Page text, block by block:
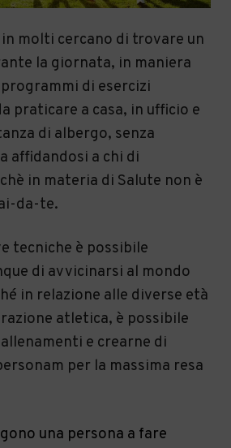
molti cercano di trovare un
la giornata, in maniera
di esercizi
praticare a casa, in ufficio e
di albergo, senza
affidandosi a chi di
in materia di Salute non è
da-te.
tecniche è possibile
di avvicinarsi al mondo
in relazione alle diverse età
atletica, è possibile
e crearne di
per la massima resa
una persona a fare